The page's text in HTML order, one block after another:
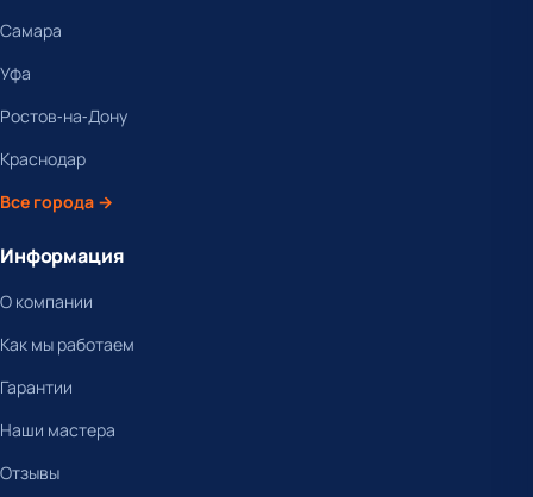
Самара
Уфа
Ростов-на-Дону
Краснодар
Все города →
Информация
О компании
Как мы работаем
Гарантии
Наши мастера
Отзывы